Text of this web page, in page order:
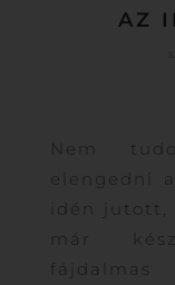
AZ
Nem
elengedni
idén jutott,
már
fájdalmas